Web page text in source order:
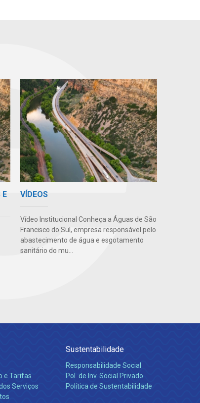
E
VÍDEOS
Vídeo Institucional Conheça a Águas de São
Francisco do Sul, empresa responsável pelo
abastecimento de água e esgotamento
sanitário do mu...
e Tarifas
Serviços
Sustentabilidade
Responsabilidade Social
Pol. de Inv. Social Privado
Política de Sustentabilidade